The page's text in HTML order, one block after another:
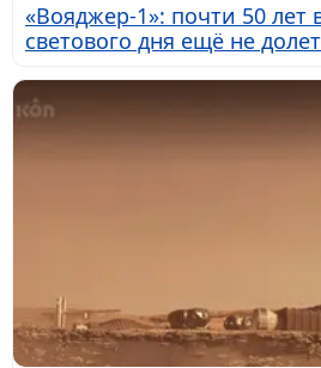
«Вояджер-1»: почти 50 лет
светового дня ещё не